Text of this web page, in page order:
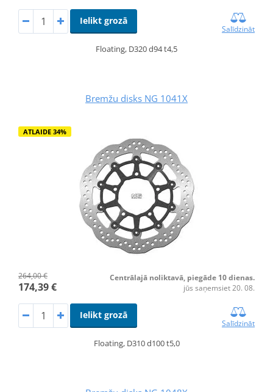
Ielikt grozā
Salīdzināt
Floating, D320 d94 t4,5
Bremžu disks NG 1041X
ATLAIDE 34%
264,00 €
174,39 €
Centrālajā noliktavā, piegāde 10 dienas.
jūs saņemsiet 20. 08.
Ielikt grozā
Salīdzināt
Floating, D310 d100 t5,0